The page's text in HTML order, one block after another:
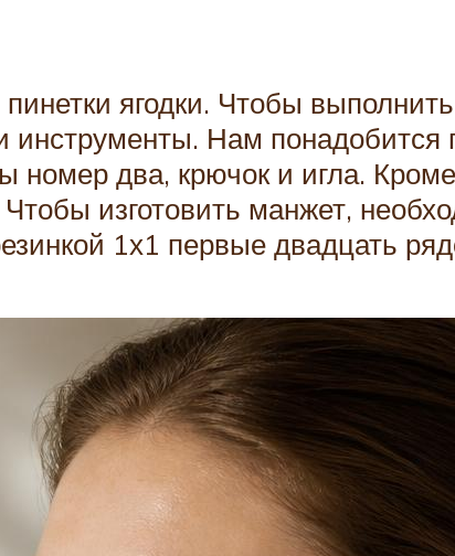
ягодки. Чтобы
Нам понадобится
номер два, крючок и игла.
изготовить манжет,
1х1 первые двадцать